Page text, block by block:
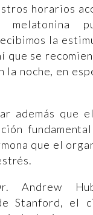
horarios
la
que se
la noche, en
además que
que el
Andrew
Stanford, el